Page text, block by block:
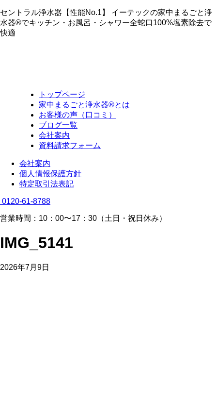
セントラル浄水器【性能No.1】 イーテックの家中まるごと浄
水器®でキッチン・お風呂・シャワー全蛇口100%塩素除去で
快適
トップページ
家中まるごと浄水器®とは
お客様の声（口コミ）
ブログ一覧
会社案内
資料請求フォーム
会社案内
個人情報保護方針
特定取引法表記
0120-61-8788
営業時間：10：00〜17：30（土日・祝日休み）
IMG_5141
2026年7月9日